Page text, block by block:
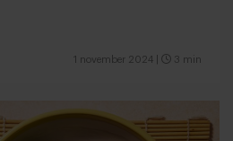
1 november 2024 3 min